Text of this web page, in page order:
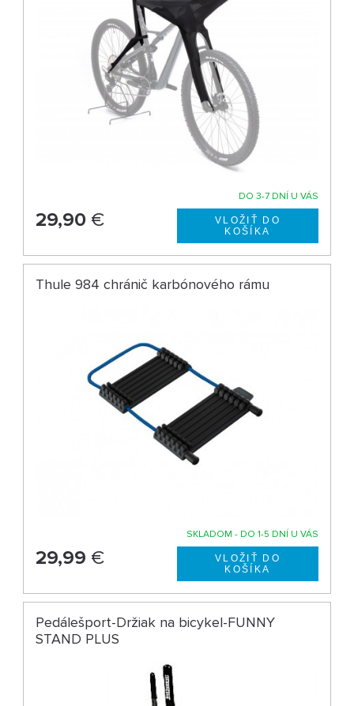
DO 3-7 DNÍ U VÁS
29,90 €
Thule 984 chránič karbónového rámu
SKLADOM - DO 1-5 DNÍ U VÁS
29,99 €
Pedálešport-Držiak na bicykel-FUNNY
STAND PLUS